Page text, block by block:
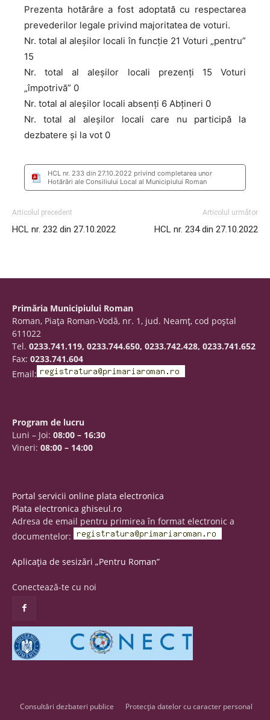
Prezenta hotărâre a fost adoptată cu respectarea
prevederilor legale privind majoritatea de voturi.
Nr. total al aleșilor locali în funcție 21 Voturi „pentru”
15
Nr. total al aleșilor locali prezenți 15 Voturi
„împotrivă” 0
Nr. total al aleșilor locali absenți 6 Abțineri 0
Nr. total al aleșilor locali care nu participă la
dezbatere și la vot 0
HCL nr. 233 din 27.10.2022 privind completarea unor
Hotărâri ale Consiliului Local al Municipiului Roman
Articolul precedent
HCL nr. 232 din 27.10.2022
Articolul următor
HCL nr. 234 din 27.10.2022
Primăria Municipiului Roman
Roman, Piaţa Roman-Vodă, nr. 1, jud. Neamţ, cod poştal
611022
Tel. 0233.741.119, 0233.744.650, 0233.742.428, 0233.741.652
Fax: 0233.741.604
Email:
Program de lucru
Luni – Joi: 08:00 – 16:30
Vineri: 08:00 – 14:00
Portal servicii online plata electronica
Plata electronica ghiseul.ro
Adresa de email pentru primirea în format electronic a
documentelor:
Aplicația de sesizări „Pentru Roman”
Conectează-te cu noi
Consultări dezbateri publice Protecția datelor cu caracter personal